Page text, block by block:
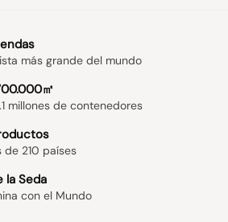
más grande del mundo
㎡
millones de contenedores
de 210 países
la Seda
con el Mundo